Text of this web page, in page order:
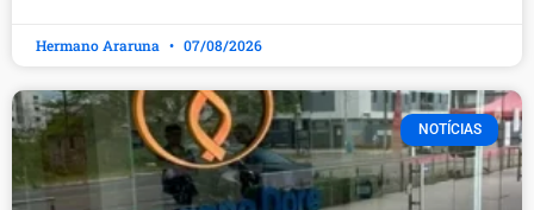
Hermano Araruna 07/08/2026
NOTÍCIAS